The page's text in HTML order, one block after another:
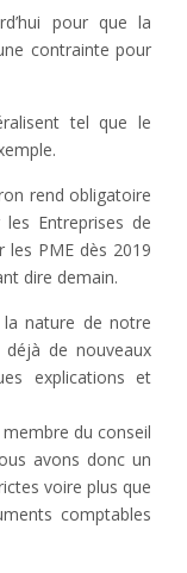
pour que la
contrainte pour
tel que le
rend obligatoire
Entreprises de
les PME dès 2019
dire demain.
nature de notre
de nouveaux
explications et
du conseil
avons donc un
voire plus que
comptables